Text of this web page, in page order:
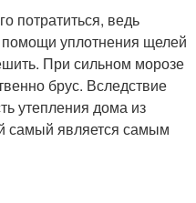
потратиться, ведь
уплотнения щелей
При сильном морозе
брус. Вследствие
утепления дома из
самый является самым